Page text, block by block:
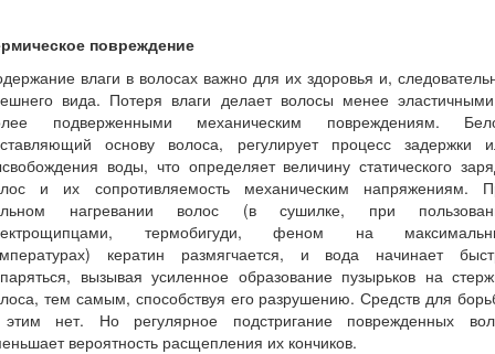
повреждение
влаги в волосах важно для их здоровья и,
вида. Потеря влаги делает волосы менее
подверженными механическим повреждениям.
основу волоса, регулирует процесс задержки
воды, что определяет величину статического
и их сопротивляемость механическим напряжениям.
нагревании волос (в сушилке, при
термобигуди, феном на
кератин размягчается, и вода начинает
вызывая усиленное образование пузырьков на
тем самым, способствуя его разрушению. Средств для
нет. Но регулярное подстригание поврежденных
вероятность расщепления их кончиков.